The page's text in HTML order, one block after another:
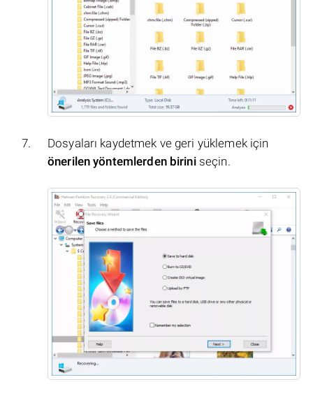
Dosyaları kaydetmek ve geri yüklemek için
önerilen yöntemlerden biriniseçin.